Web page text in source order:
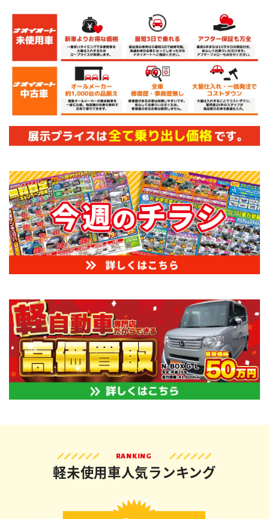
RANKING
軽未使用車人気ランキング